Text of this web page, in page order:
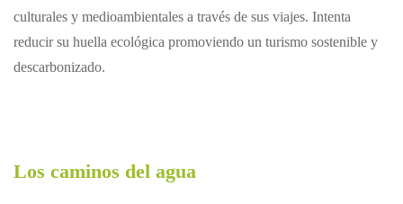
culturales y medioambientales a través de sus viajes. Intenta
reducir su huella ecológica promoviendo un turismo sostenible y
descarbonizado.
Los caminos del agua